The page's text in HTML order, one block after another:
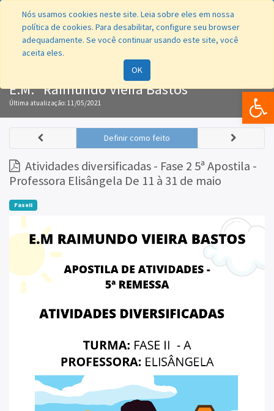
Nós usamos cookies neste site. Leia sobre eles em nossa
política de cookies. Para desabilitar, configure seu browser
adequadamente. Se você continuar usando este site, você
aceita eles.
OK
Navegação
E.M. "Raimundo Vieira Bastos"
Última atualização: 11/05/2021
Atividades diversificadas - Fase 2 5ª Apostila -
Professora Elisângela De 11 à 31 de maio
Definir como feito
FaseII